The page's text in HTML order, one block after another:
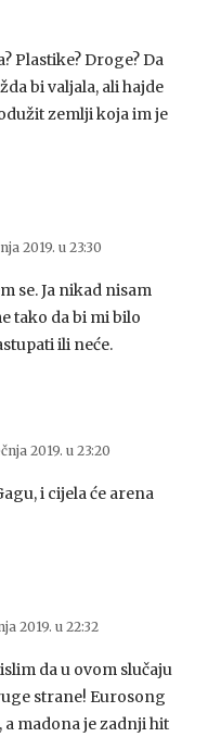
Plastike? Droge? Da
bi valjala, ali hajde
zemlji koja im je
2019. u 23:30
se. Ja nikad nisam
tako da bi mi bilo
ili neće.
2019. u 23:20
i cijela će arena
2019. u 22:32
da u ovom slučaju
strane! Eurosong
a madona je zadnji hit